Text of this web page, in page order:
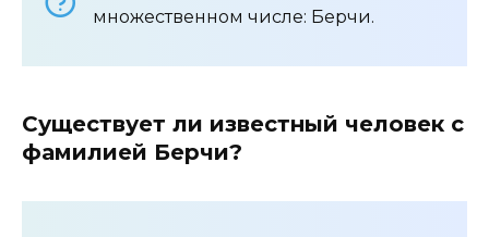
множественном числе: Берчи.
Существует ли известный человек с
фамилией Берчи?